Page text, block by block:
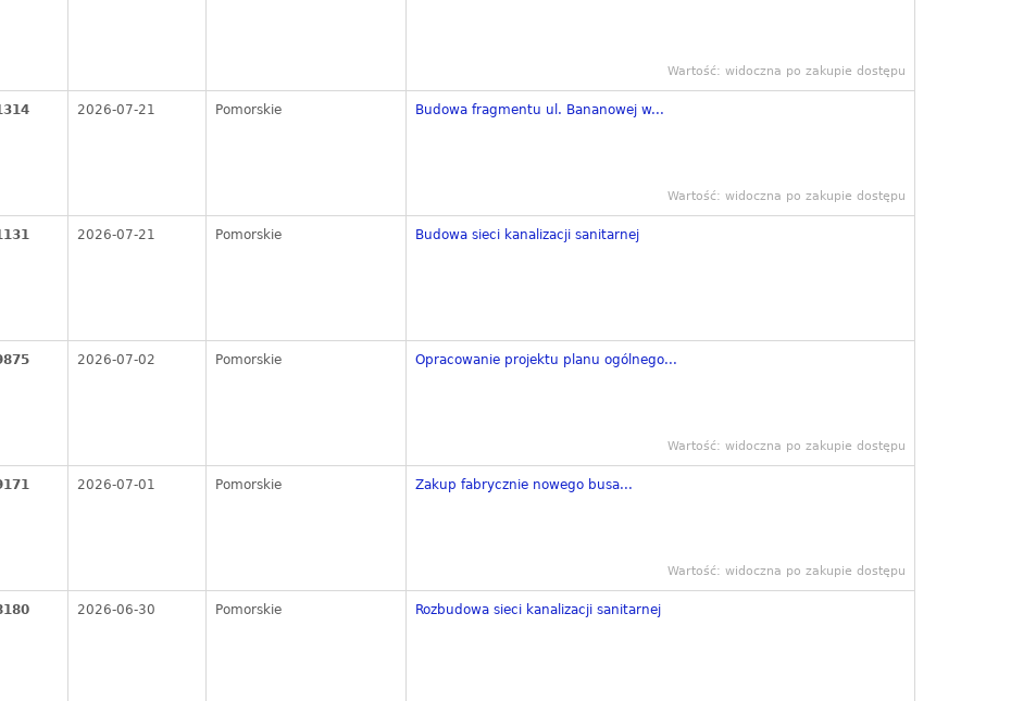
Wartość: widoczna po zakupie dostępu
2026-07-21 Pomorskie Budowa fragmentu ul. Bananowej w...
Wartość: widoczna po zakupie dostępu
2026-07-21 Pomorskie Budowa sieci kanalizacji sanitarnej
2026-07-02 Pomorskie Opracowanie projektu planu ogólnego...
Wartość: widoczna po zakupie dostępu
2026-07-01 Pomorskie Zakup fabrycznie nowego busa...
Wartość: widoczna po zakupie dostępu
2026-06-30 Pomorskie Rozbudowa sieci kanalizacji sanitarnej